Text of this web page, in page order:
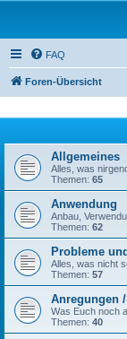
FAQ
Foren-Übersicht
Allgemeines
Alles, was
Themen: 65
Anwendung
Anbau,
Themen: 62
Probleme
Alles, was nicht
Themen: 57
Anregungen
Was Euch noch
Themen: 40